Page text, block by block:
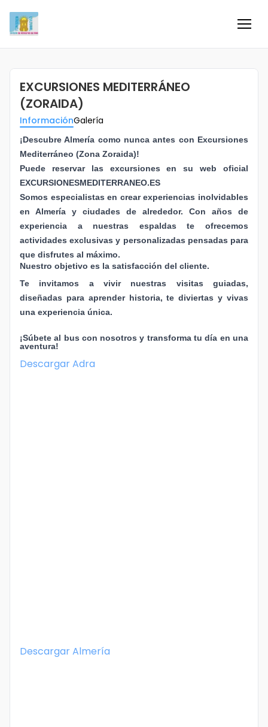
Información
Negocios
Colaboradores
Blog
Eventos
Ofertas e ideas para disfrutar
Idioma
EXCURSIONES MEDITERRÁNEO
(ZORAIDA)
InformaciónGalería
¡Descubre Almería como nunca antes con Excursiones
Mediterráneo (Zona Zoraida)!
Puede reservar las excursiones en su web oficial
EXCURSIONESMEDITERRANEO.ES
Somos especialistas en crear experiencias inolvidables
en Almería y ciudades de alrededor. Con años de
experiencia a nuestras espaldas te ofrecemos
actividades exclusivas y personalizadas pensadas para
que disfrutes al máximo.
Nuestro objetivo es la satisfacción del cliente.
Te invitamos a vivir nuestras visitas guiadas,
diseñadas para aprender historia, te diviertas y vivas
una experiencia única.
¡Súbete al bus con nosotros y transforma tu día en una
aventura!
DescargarAdra
DescargarAlmería